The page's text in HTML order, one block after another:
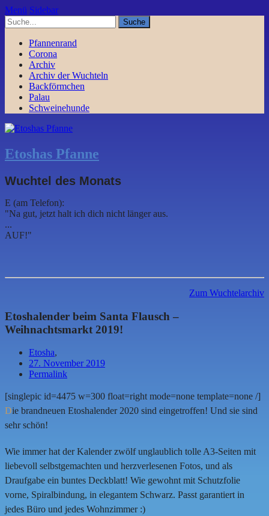
Menü Sidebar
Pfannenrand
Corona
Archiv
Archiv der Wuchteln
Backförmchen
Palau
Schweinehunde
Etoshas Pfanne
Wuchtel des Monats
E (am Telefon):
"Na gut, jetzt halt ich dich nicht länger aus.
...
AUF!"
Zum Wuchtelarchiv
Etoshalender beim Santa Flausch –
Weihnachtsmarkt 2019!
Etosha,
27. November 2019
Permalink
[singlepic id=4475 w=300 float=right mode=none template=none /]
Die brandneuen Etoshalender 2020 sind eingetroffen! Und sie sind
sehr schön!
Wie immer hat der Kalender zwölf unglaublich tolle A3-Seiten mit
liebevoll selbstgemachten und herzverlesenen Fotos, und als
Draufgabe ein buntes Deckblatt! Wie gewohnt mit Schutzfolie
vorne, Spiralbindung, in elegantem Schwarz. Passt garantiert in
jedes Büro und jedes Wohnzimmer :)